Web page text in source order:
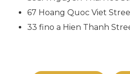
67 Hoang Quoc Viet
33 fino a Hien Thanh